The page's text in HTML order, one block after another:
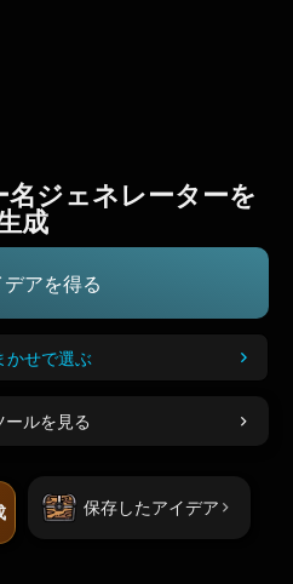
ジェネレーターを
成
アを得る
かせで選ぶ
ールを見る
保存したアイデア